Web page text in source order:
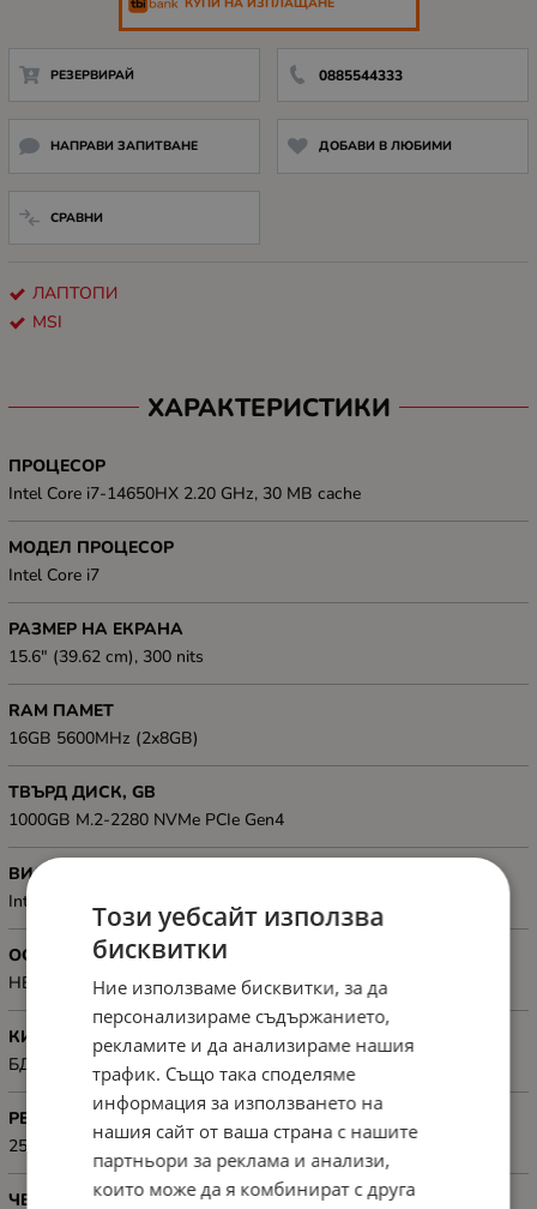
РЕЗЕРВИРАЙ 0885544333
НАПРАВИ ЗАПИТВАНЕ ДОБАВИ В ЛЮБИМИ
СРАВНИ
ЛАПТОПИ
MSI
ХАРАКТЕРИСТИКИ
ПРОЦЕСОР
Intel Core i7-14650HX 2.20 GHz, 30 MB cache
МОДЕЛ ПРОЦЕСОР
Intel Core i7
РАЗМЕР НА ЕКРАНА
15.6" (39.62 cm), 300 nits
RAM ПАМЕТ
16GB 5600MHz (2x8GB)
ТВЪРД ДИСК, GB
1000GB M.2-2280 NVMe PCIe Gen4
ВИДЕОКАРТА
Intel HM770
ОС
НЕ
КИРИЛИЗАЦИЯ
БДС кирилизация на клавиатурата
РЕЗОЛЮЦИЯ
2560x1440
ЧЕСТОТА НА ОПРЕСНЯВАНЕ
Този уебсайт използва
бисквитки
Ние използваме бисквитки, за да
персонализираме съдържанието,
рекламите и да анализираме нашия
трафик. Също така споделяме
информация за използването на
нашия сайт от ваша страна с нашите
партньори за реклама и анализи,
които може да я комбинират с друга